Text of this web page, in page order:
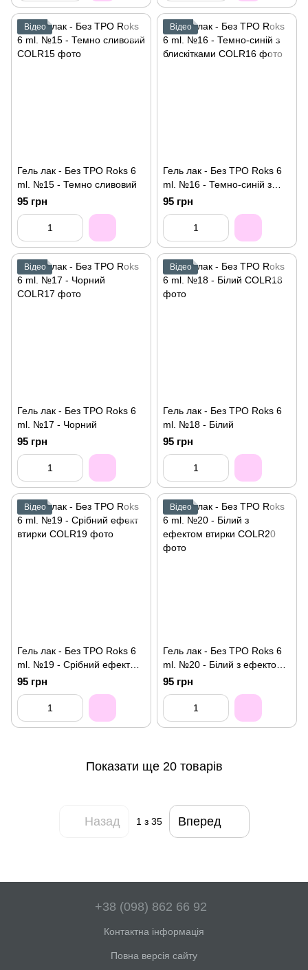
Відео
Гель лак - Без ТРО Roks 6
ml. №15 - Темно сливовий
95 грн
Відео
Гель лак - Без ТРО Roks 6
ml. №16 - Темно-синій з
блискітками
95 грн
Відео
Гель лак - Без ТРО Roks 6
ml. №17 - Чорний
95 грн
Відео
Гель лак - Без ТРО Roks 6
ml. №18 - Білий
95 грн
Відео
Гель лак - Без ТРО Roks 6
ml. №19 - Срібний ефект
втирки
95 грн
Відео
Гель лак - Без ТРО Roks 6
ml. №20 - Білий з ефектом
втирки
95 грн
Показати ще 20 товарів
Назад 1 з 35 Вперед
+38 (098) 862 66 92
Контактна інформація
Повна версія сайту